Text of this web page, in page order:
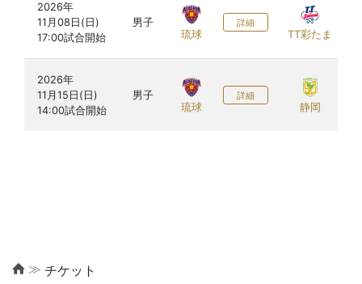
2026年
11月08日(日)
男子
琉球
詳細
TT彩たま
2026年
11月15日(日)
男子
琉球
詳細
静岡
≫ チケット